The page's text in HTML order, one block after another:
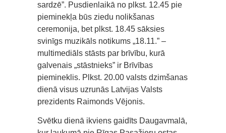
sardzē”. Pusdienlaikā no plkst. 12.45 pie
pieminekļa būs ziedu nolikšanas
ceremonija, bet plkst. 18.45 sāksies
svinīgs muzikāls notikums „18.11.” –
multimediāls stāsts par brīvību, kurā
galvenais „stāstnieks” ir Brīvības
piemineklis. Plkst. 20.00 valsts dzimšanas
dienā visus uzrunās Latvijas Valsts
prezidents Raimonds Vējonis.
Svētku dienā ikviens gaidīts Daugavmalā,